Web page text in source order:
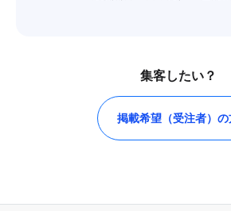
集客したい？
掲載希望（受注者）の